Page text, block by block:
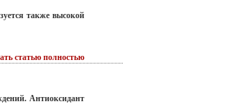
также высокой
статью полностью
Антиоксидант